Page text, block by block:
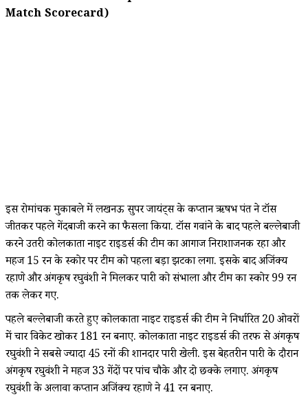
Match Scorecard)
इस रोमांचक मुकाबले में लखनऊ सुपर जायंट्स के कप्तान ऋषभ पंत ने टॉस
जीतकर पहले गेंदबाजी करने का फैसला किया. टॉस गवांने के बाद पहले बल्लेबाजी
करने उतरी कोलकाता नाइट राइडर्स की टीम का आगाज निराशाजनक रहा और
महज 15 रन के स्कोर पर टीम को पहला बड़ा झटका लगा. इसके बाद अजिंक्य
रहाणे और अंगकृष रघुवंशी ने मिलकर पारी को संभाला और टीम का स्कोर 99 रन
तक लेकर गए.
पहले बल्लेबाजी करते हुए कोलकाता नाइट राइडर्स की टीम ने निर्धारित 20 ओवरों
में चार विकेट खोकर 181 रन बनाए. कोलकाता नाइट राइडर्स की तरफ से अंगकृष
रघुवंशी ने सबसे ज्यादा 45 रनों की शानदार पारी खेली. इस बेहतरीन पारी के दौरान
अंगकृष रघुवंशी ने महज 33 गेंदों पर पांच चौके और दो छक्के लगाए. अंगकृष
रघुवंशी के अलावा कप्तान अजिंक्य रहाणे ने 41 रन बनाए.